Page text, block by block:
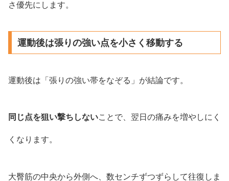
さ優先にします。
運動後は張りの強い点を小さく移動する
運動後は「張りの強い帯をなぞる」が結論です。
同じ点を狙い撃ちしないことで、翌日の痛みを増やしにく
くなります。
大臀筋の中央から外側へ、数センチずつずらして往復しま